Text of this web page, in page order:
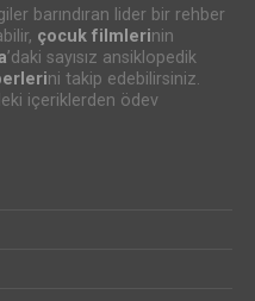
barındıran lider bir rehber
çocuk filmlerinin
’daki sayısız ansiklopedik
ni takip edebilirsiniz.
içeriklerden ödev